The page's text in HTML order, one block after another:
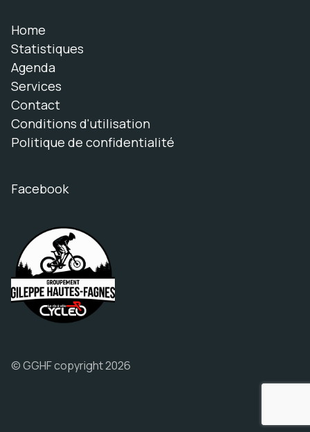
Home
Statistiques
Agenda
Services
Contact
Conditions d'utilisation
Politique de confidentialité
Facebook
© GGHF copyright 2026